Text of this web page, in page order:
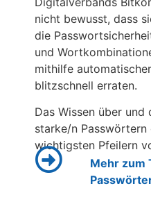
nicht bewusst, dass
die
und
mithilfe
blitzschnell erraten.
Das Wissen über
starke/n Passwörtern
wichtigsten Pfeilern
Mehr zum